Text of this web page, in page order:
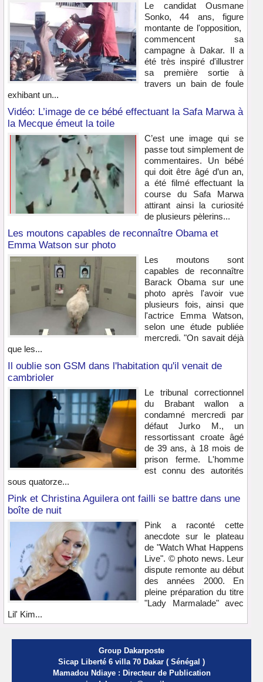
Le candidat Ousmane
Sonko, 44 ans, figure
montante de l'opposition,
commencent sa
campagne à Dakar. Il a
été très inspiré d'illustrer
sa première sortie à
travers un bain de foule
exhibant un...
Vidéo: L’image de ce bébé effectuant la Safa Marwa à
la Mecque émeut la toile
C’est une image qui se
passe tout simplement de
commentaires. Un bébé
qui doit être âgé d’un an,
a été filmé effectuant la
course du Safa Marwa
attirant ainsi la curiosité
de plusieurs pèlerins...
Les moutons capables de reconnaître Obama et
Emma Watson sur photo
Les moutons sont
capables de reconnaître
Barack Obama sur une
photo après l'avoir vue
plusieurs fois, ainsi que
l'actrice Emma Watson,
selon une étude publiée
mercredi. "On savait déjà
que les...
Il oublie son GSM dans l'habitation qu'il venait de
cambrioler
Le tribunal correctionnel
du Brabant wallon a
condamné mercredi par
défaut Jurko M., un
ressortissant croate âgé
de 39 ans, à 18 mois de
prison ferme. L'homme
est connu des autorités
sous quatorze...
Pink et Christina Aguilera ont failli se battre dans une
boîte de nuit
Pink a raconté cette
anecdote sur le plateau
de "Watch What Happens
Live". © photo news. Leur
dispute remonte au début
des années 2000. En
pleine préparation du titre
"Lady Marmalade" avec
Lil' Kim...
Group Dakarposte
Sicap Liberté 6 villa 70 Dakar ( Sénégal )
Mamadou Ndiaye : Directeur de Publication